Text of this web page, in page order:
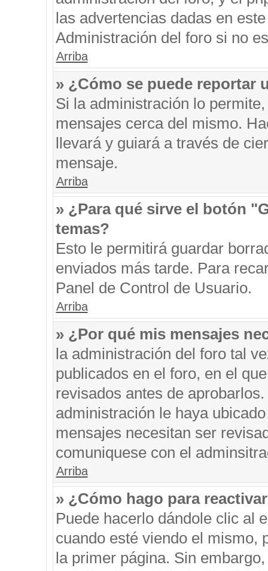
las advertencias dadas en
Administración del foro si no
Arriba
» ¿Cómo se puede reportar
Si la administración lo
mensajes cerca del mismo.
llevará y guiará a través de
mensaje.
Arriba
» ¿Para qué sirve el botón
temas?
Esto le permitirá guardar
enviados más tarde. Para
Panel de Control de Usuario.
Arriba
» ¿Por qué mis mensajes
la administración del foro tal
publicados en el foro, en el
revisados antes de
administración le haya
mensajes necesitan ser
comuniquese con el
Arriba
» ¿Cómo hago para
Puede hacerlo dándole clic al
cuando esté viendo el mismo,
la primer página. Sin